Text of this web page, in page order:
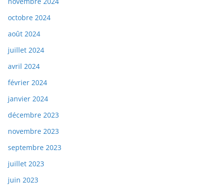
octobre 2024
août 2024
juillet 2024
avril 2024
février 2024
janvier 2024
décembre 2023
novembre 2023
septembre 2023
juillet 2023
juin 2023